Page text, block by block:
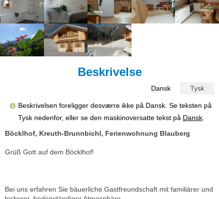
Beskrivelse
Dansk Tysk
Beskrivelsen foreligger desværre ikke på Dansk. Se teksten på
Tysk nedenfor, eller se den maskinoversatte tekst på Dansk.
Böcklhof, Kreuth-Brunnbichl, Ferienwohnung Blauberg
Grüß Gott auf dem Böcklhof!
Bei uns erfahren Sie bäuerliche Gastfreundschaft mit familiärer und